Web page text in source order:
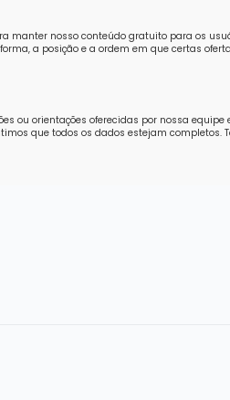
manter nosso conteúdo gratuito para os
a posição e a ordem em que certas
ou orientações oferecidas por nossa
que todos os dados estejam